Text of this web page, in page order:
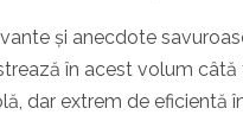
și anecdote
în acest volum
dar extrem de eficientă